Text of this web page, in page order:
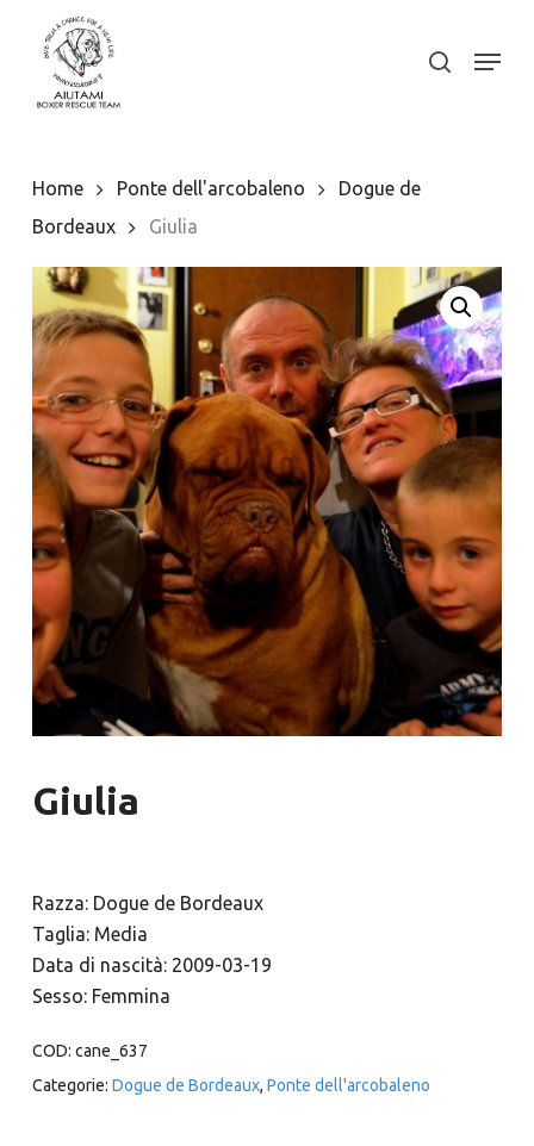
content
search
Menu
Home Ponte dell'arcobaleno
Dogue de
Bordeaux
Giulia
Giulia
Razza: Dogue de Bordeaux
Taglia: Media
Data di nascità: 2009-03-19
Sesso: Femmina
COD: cane_637
Categorie: Dogue de Bordeaux, Ponte dell'arcobaleno
Close